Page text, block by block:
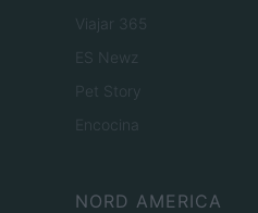
Viajar 365
ES Newz
Pet Story
Encocina
NORD AMERICA